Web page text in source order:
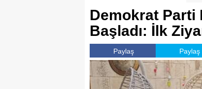
Demokrat Parti
Başladı: İlk
Paylaş Paylaş